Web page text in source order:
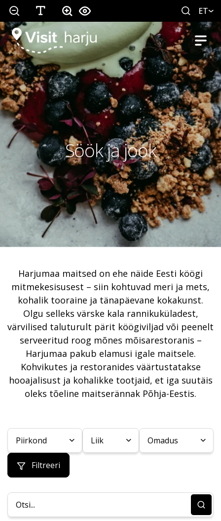
ET
Söök ja jook
Harjumaa maitsed on ehe näide Eesti köögi
mitmekesisusest – siin kohtuvad meri ja mets,
kohalik tooraine ja tänapäevane kokakunst.
Olgu selleks värske kala rannikuküladest,
värvilised taluturult pärit köögiviljad või peenelt
serveeritud roog mõnes mõisarestoranis –
Harjumaa pakub elamusi igale maitsele.
Kohvikutes ja restoranides väärtustatakse
hooajalisust ja kohalikke tootjaid, et iga suutäis
oleks tõeline maitserännak Põhja-Eestis.
Piirkond Liik Omadus
Filtreeri